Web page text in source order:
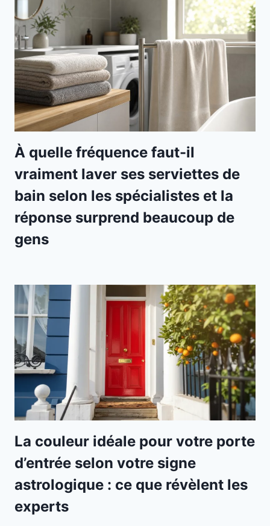
À quelle fréquence faut-il
vraiment laver ses serviettes de
bain selon les spécialistes et la
réponse surprend beaucoup de
gens
La couleur idéale pour votre porte
d’entrée selon votre signe
astrologique : ce que révèlent les
experts